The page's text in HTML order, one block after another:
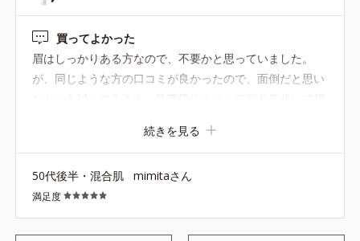
買ってよかった
眉はしっかりある方なので、不要かと思っていました。
が、同じような方の口コミが良かったので、面倒だと思い
眉は残っています。（顔は真っ赤ですが） 今後、注文履歴
に何度も上がってくるようになると思います。
続きを見る
50代後半・混合肌 mimitaさん
満足度